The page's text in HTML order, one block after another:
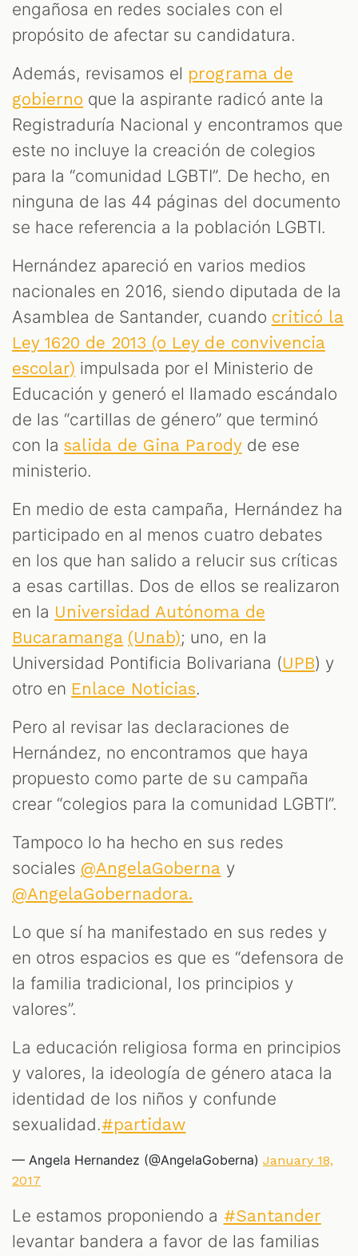
engañosa en redes sociales con el
propósito de afectar su candidatura.
Además, revisamos el programa de
gobierno que la aspirante radicó ante la
Registraduría Nacional y encontramos que
este no incluye la creación de colegios
para la “comunidad LGBTI”. De hecho, en
ninguna de las 44 páginas del documento
se hace referencia a la población LGBTI.
Hernández apareció en varios medios
nacionales en 2016, siendo diputada de la
Asamblea de Santander, cuando criticó la
Ley 1620 de 2013 (o Ley de convivencia
escolar) impulsada por el Ministerio de
Educación y generó el llamado escándalo
de las “cartillas de género” que terminó
con lasalida de Gina Parodyde ese
ministerio.
En medio de esta campaña, Hernández ha
participado en al menos cuatro debates
en los que han salido a relucir sus críticas
a esas cartillas. Dos de ellos se realizaron
en la Universidad Autónoma de
Bucaramanga (Unab); uno, en la
Universidad Pontificia Bolivariana (UPB) y
otro en Enlace Noticias.
Pero al revisar las declaraciones de
Hernández, no encontramos que haya
propuesto como parte de su campaña
crear “colegios para la comunidad LGBTI”.
Tampoco lo ha hecho en sus redes
sociales @AngelaGoberna y
@AngelaGobernadora.
Lo que sí ha manifestado en sus redes y
en otros espacios es que es “defensora de
la familia tradicional, los principios y
valores”.
La educación religiosa forma en principios
y valores, la ideología de género ataca la
identidad de los niños y confunde
sexualidad.#partidaw
— Angela Hernandez (@AngelaGoberna) January 18,
2017
Le estamos proponiendo a #Santander
levantar bandera a favor de las familias